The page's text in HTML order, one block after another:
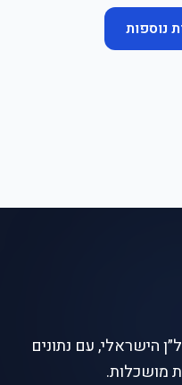
נוספות
הישראלי, עם נתונים
מושכלות.